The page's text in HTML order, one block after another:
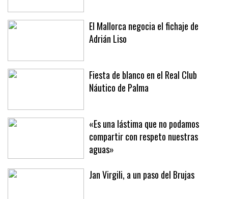
El Mallorca negocia el fichaje de
Adrián Liso
Fiesta de blanco en el Real Club
Náutico de Palma
«Es una lástima que no podamos
compartir con respeto nuestras
aguas»
Jan Virgili, a un paso del Brujas